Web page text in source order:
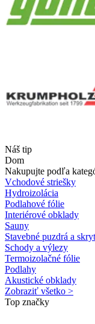
Náš tip
Dom
Nakupujte podľa
Vchodové striešky
Hydroizolácia
Podlahové fólie
Interiérové obklady
Sauny
Stavebné puzdrá a
Schody a výlezy
Termoizolačné fólie
Podlahy
Akustické obklady
Zobraziť všetko >
Top značky